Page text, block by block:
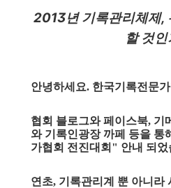
2013년 기록관리체제,
할 것
안녕하세요. 한국기록전문
협회 블로그와 페이스북, 기
와 기록인광장 까페 등을 통
가협회 전진대회" 안내 되었
연초, 기록관리계 뿐 아니라